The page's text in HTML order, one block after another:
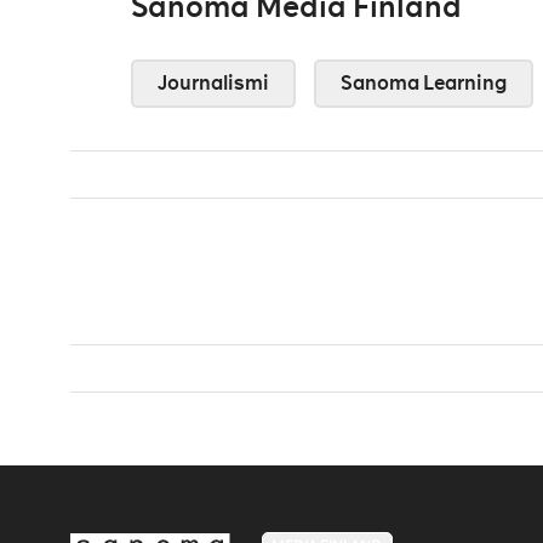
Journalismi Sanoma Learning